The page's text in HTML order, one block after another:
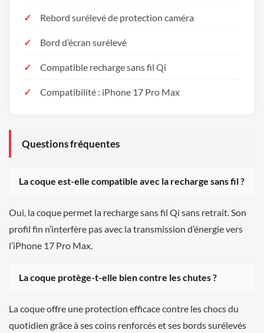
Rebord surélevé de protection caméra
Bord d’écran surélevé
Compatible recharge sans fil Qi
Compatibilité : iPhone 17 Pro Max
Questions fréquentes
La coque est-elle compatible avec la recharge sans fil ?
Oui, la coque permet la recharge sans fil Qi sans retrait. Son
profil fin n’interfère pas avec la transmission d’énergie vers
l’iPhone 17 Pro Max.
La coque protège-t-elle bien contre les chutes ?
La coque offre une protection efficace contre les chocs du
quotidien grâce à ses coins renforcés et ses bords surélevés